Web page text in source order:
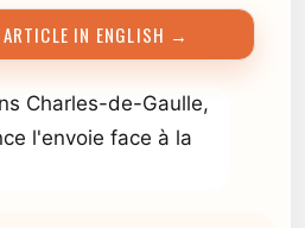
IN ENGLISH →